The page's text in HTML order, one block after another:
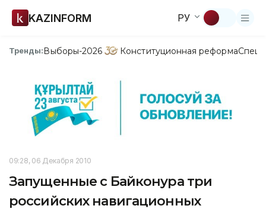
KAZINFORM РУ
Тренды:Выборы-2026 Конституционная реформа
09:28, 06 Декабря 2010
Запущенные с Байконура три
российских навигационных